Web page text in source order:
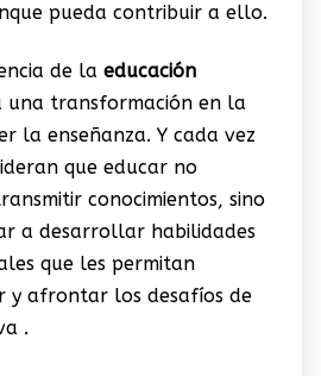
pueda contribuir a ello.
de la educación
transformación en la
la enseñanza. Y cada vez
que educar no
conocimientos, sino
a desarrollar habilidades
que les permitan
y afrontar los desafíos de
.